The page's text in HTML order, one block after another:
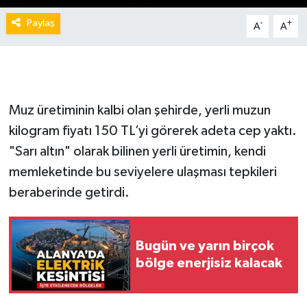
Paylaş A- A+
Muz üretiminin kalbi olan şehirde, yerli muzun
kilogram fiyatı 150 TL’yi görerek adeta cep yaktı.
"Sarı altın" olarak bilinen yerli üretimin, kendi
memleketinde bu seviyelere ulaşması tepkileri
beraberinde getirdi.
Bugün ve yarın birçok
bölge enerjisiz kalacak